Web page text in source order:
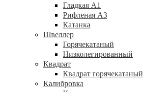
Гладкая А1
Рифленая А3
Катанка
Швеллер
Горячекатаный
Низколегированный
Квадрат
Квадрат горячекатаный
Калибровка